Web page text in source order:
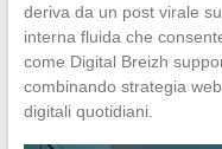
deriva da un post virale
interna fluida che
come Digital Breizh
combinando strategia
digitali quotidiani.